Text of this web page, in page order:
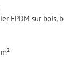
EPDM sur bois,